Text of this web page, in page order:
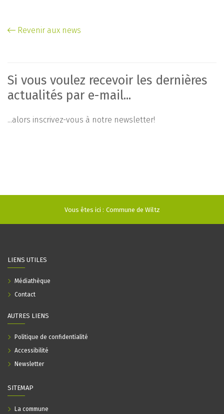
Revenir aux news
Si vous voulez recevoir les dernières
actualités par e-mail...
...alors inscrivez-vous à notre newsletter!
Vous êtes ici : Commune de Wiltz
SITEMAP
La commune
LIENS UTILES
Médiathèque
Contact
AUTRES LIENS
Politique de confidentialité
Accessibilité
Newsletter